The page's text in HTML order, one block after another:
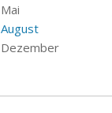
Mai
August
Dezember